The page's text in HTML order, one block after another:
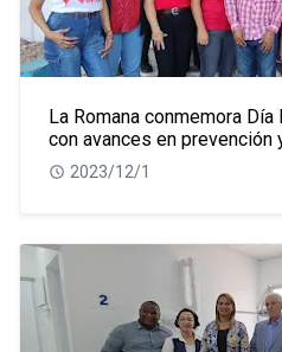
La Romana conmemora
con avances en prevención
2023/12/1